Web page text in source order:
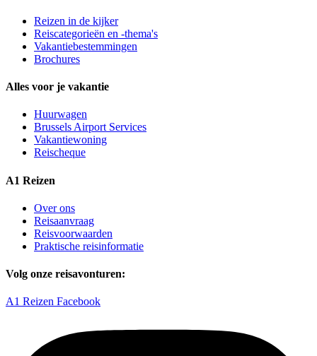
Reizen in de kijker
Reiscategorieën en -thema's
Vakantiebestemmingen
Brochures
Alles voor je vakantie
Huurwagen
Brussels Airport Services
Vakantiewoning
Reischeque
A1 Reizen
Over ons
Reisaanvraag
Reisvoorwaarden
Praktische reisinformatie
Volg onze reisavonturen:
A1 Reizen Facebook